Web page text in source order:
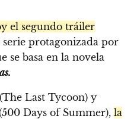
el segundo tráiler
serie protagonizada por
se basa en la novela
(The Last Tycoon) y
Days of Summer), la